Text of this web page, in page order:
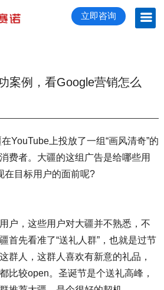
立即咨询
案例，看Google营销怎么
YouTube上投放了一组“画风清奇”的
费者。大疆的这组广告是给哪些用
在目标用户的面前呢?
户，这些用户对大疆并不熟悉，不
首先看准了“送礼人群”，也就是过节
群人，这群人喜欢有新意的礼品，
比较open。圣诞节是个送礼高峰，